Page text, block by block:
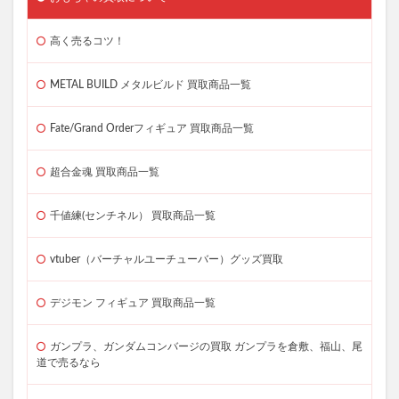
高く売るコツ！
METAL BUILD メタルビルド 買取商品一覧
Fate/Grand Orderフィギュア 買取商品一覧
超合金魂 買取商品一覧
千値練(センチネル） 買取商品一覧
vtuber（バーチャルユーチューバー）グッズ買取
デジモン フィギュア 買取商品一覧
ガンプラ、ガンダムコンバージの買取 ガンプラを倉敷、福山、尾
道で売るなら